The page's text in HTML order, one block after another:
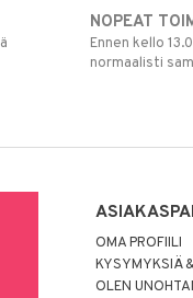
NOPEAT
Ennen kello
normaalisti
OMA PROFIILI
KYSYMYKSIÄ
OLEN